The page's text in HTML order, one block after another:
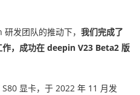
发团队的推动下， 我们完成了
作，成功在 deepin V23 Beta2 版
显卡，于 2022 年 11 月发